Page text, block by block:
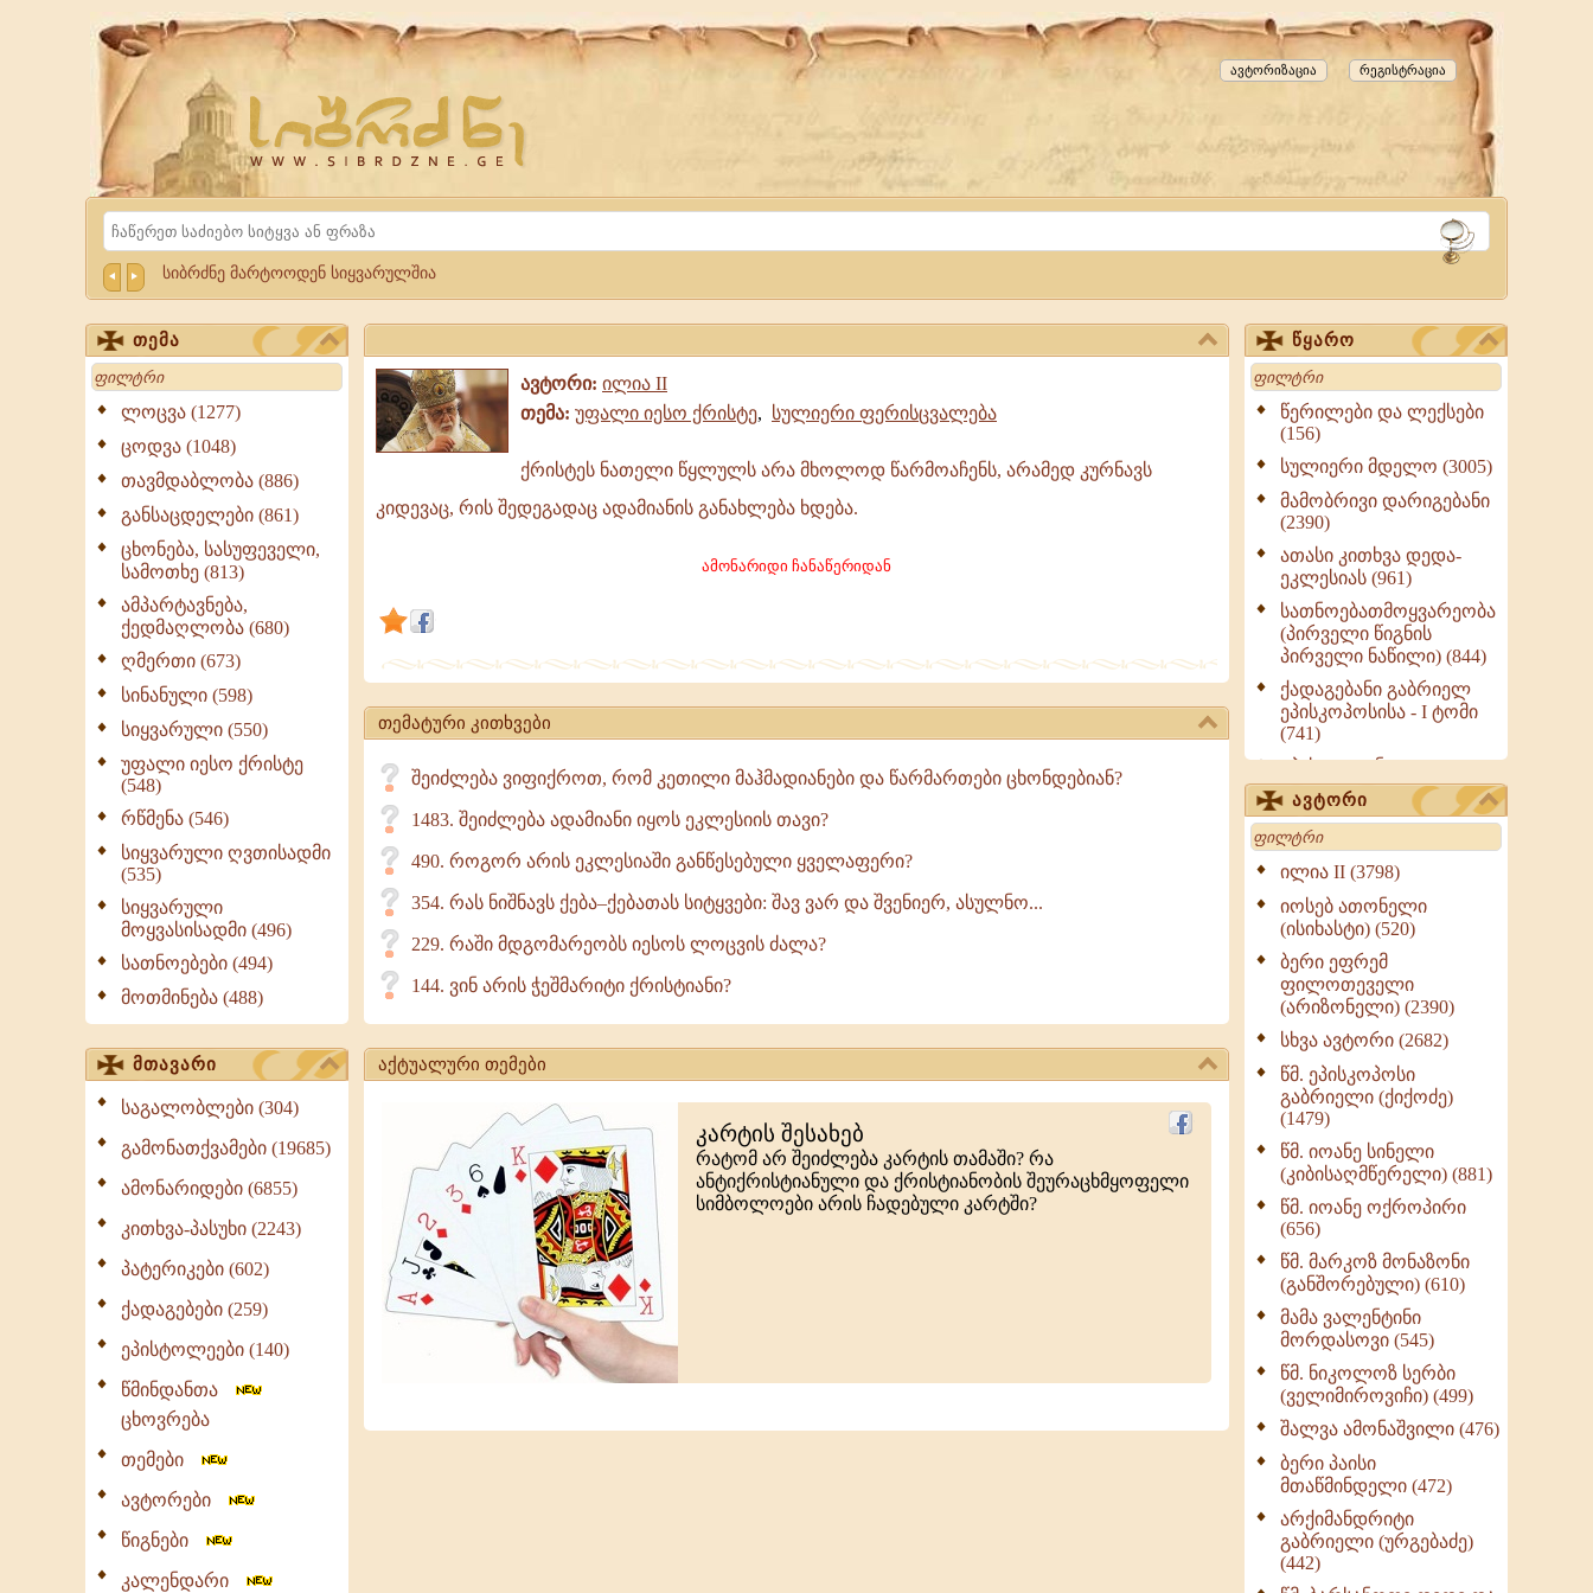
Website
Sibrdzne.ge
რეგისტრაცია
ავტორიზაცია
Search
სიბრძნე მარტოოდენ სიყვარულშია
თემა
Search
ლოცვა (1277)
ცოდვა (1048)
თავმდაბლობა (886)
განსაცდელები (861)
ცხონება, სასუფეველი,
სამოთხე (813)
ამპარტავნება,
ქედმაღლობა (680)
ღმერთი (673)
სინანული (598)
სიყვარული (550)
უფალი იესო ქრისტე
(548)
რწმენა (546)
სიყვარული ღვთისადმი
(535)
სიყვარული
მოყვასისადმი (496)
სათნოებები (494)
მოთმინება (488)
მთავარი
საგალობლები (304)
გამონათქვამები (19685)
ამონარიდები (6855)
კითხვა-პასუხი (2243)
პატერიკები (602)
ქადაგებები (259)
ეპისტოლეები (140)
წმინდანთა
ცხოვრება
თემები
ავტორები
წიგნები
კალენდარი
ავტორი: ილია II
თემა: უფალი იესო ქრისტე, სულიერი ფერისცვალება
ნათელი
მხოლოდ
წარმოაჩენს,
არამედ
კიდევაც,
რის
შედეგადაც
ადამიანის
ქრისტეს ნათელი წყლულს არა მხოლოდ წარმოაჩენს, არამედ კურნავს
კიდევაც, რის შედეგადაც ადამიანის განახლება ხდება.
ამონარიდი ჩანაწერიდან
თემატური კითხვები
შეიძლება ვიფიქროთ, რომ კეთილი მაჰმადიანები და წარმართები ცხონდებიან?
1483. შეიძლება ადამიანი იყოს ეკლესიის თავი?
490. როგორ არის ეკლესიაში განწესებული ყველაფერი?
354. რას ნიშნავს ქება–ქებათას სიტყვები: შავ ვარ და შვენიერ, ასულნო...
229. რაში მდგომარეობს იესოს ლოცვის ძალა?
144. ვინ არის ჭეშმარიტი ქრისტიანი?
აქტუალური თემები
კარტის შესახებ
რატომ არ შეიძლება კარტის თამაში? რა
ანტიქრისტიანული და ქრისტიანობის შეურაცხმყოფელი
სიმბოლოები არის ჩადებული კარტში?
წყარო
Search
წერილები და ლექსები
(156)
სულიერი მდელო (3005)
მამობრივი დარიგებანი
(2390)
ათასი კითხვა დედა-
ეკლესიას (961)
სათნოებათმოყვარეობა
(პირველი წიგნის
პირველი ნაწილი) (844)
ქადაგებანი გაბრიელ
ეპისკოპოსისა - I ტომი
(741)
ეპისტოლენი,
ქადაგებანი, სიტყვანი
(ნაწილი III) (723)
მოძღვრის ძალზე
სასარგებლო რჩევები
მრევლისათვის (545)
Wisdomge (514)
ქადაგებანი გაბრიელ
ეპისკოპოსისა - II ტომი
(370)
სულიერი ცხოვრების
სახელმძღვანელო -
ნაწილი II (369)
ღმერთი და ადამიანები
(287)
ბერის დიადემა (278)
მონაზვნური
გამოცდილების
ოთხი ასეული თავი
სიყვარულის შესახებ
(259)
ავტორი
Search
ილია II (3798)
იოსებ ათონელი
(ისიხასტი) (520)
ბერი ეფრემ
ფილოთეველი
(არიზონელი) (2390)
სხვა ავტორი (2682)
წმ. ეპისკოპოსი
გაბრიელი (ქიქოძე)
(1479)
წმ. იოანე სინელი
(კიბისაღმწერელი) (881)
წმ. იოანე ოქროპირი
(656)
წმ. მარკოზ მონაზონი
(განშორებული) (610)
მამა ვალენტინი
მორდასოვი (545)
წმ. ნიკოლოზ სერბი
(ველიმიროვიჩი) (499)
შალვა ამონაშვილი (476)
ბერი პაისი
მთაწმინდელი (472)
არქიმანდრიტი
გაბრიელი (ურგებაძე)
(442)